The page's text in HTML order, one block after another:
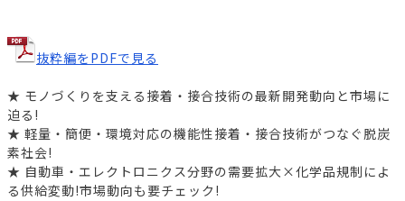
抜粋編をPDFで見る
★ モノづくりを支える接着・接合技術の最新開発動向と市場に
迫る!
★ 軽量・簡便・環境対応の機能性接着・接合技術がつなぐ脱炭
素社会!
★ 自動車・エレクトロニクス分野の需要拡大×化学品規制によ
る供給変動!市場動向も要チェック!